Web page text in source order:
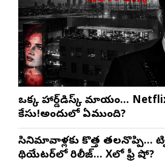
ఒక్క హార్డ్‌డిస్క్ మాయం… Netflix
కేసు!అందులో ఏముంది?
సినిమావాళ్లకు కొత్త తలనొప్పి…
థియేటర్‌లో రిలీజ్… Xలో ఫ్రీ షో?